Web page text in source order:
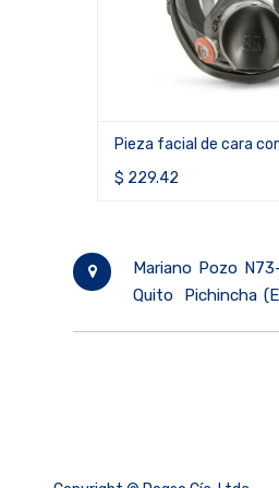
Pieza facial de cara
5600
$127.06
Mariano Pozo
Quito
Pichincha